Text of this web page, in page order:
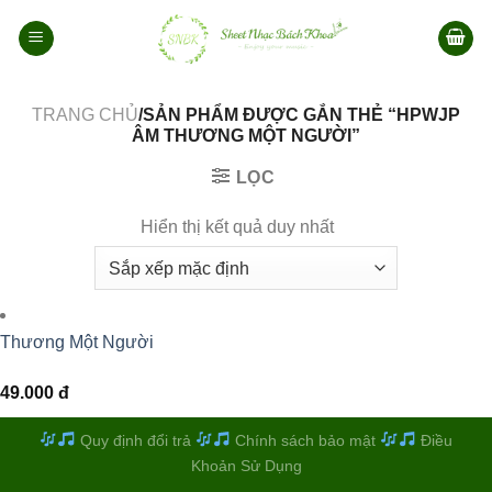
qua
TRANG CHỦ/SẢN PHẨM ĐƯỢC GẮN THẺ “HPWJP
ÂM THƯƠNG MỘT NGƯỜI”
LỌC
Hiển thị kết quả duy nhất
Thương Một Người
49.000 đ
Quy định đổi trả Chính sách bảo mật
Điều
Khoản Sử Dụng